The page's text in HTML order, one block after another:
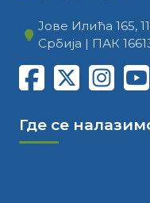
Јове Илића 165,
Србија | ПАК
Где се